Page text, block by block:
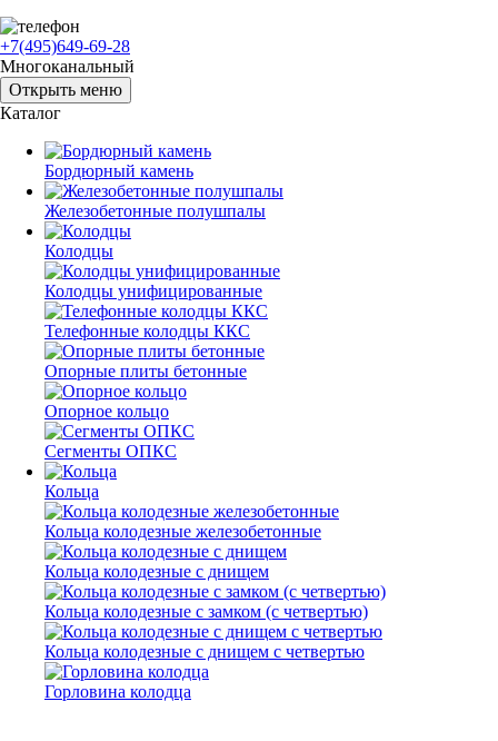
+7(495)649-69-28
Многоканальный
Открыть меню
Каталог
Бордюрный камень
Железобетонные полушпалы
Колодцы
Колодцы унифицированные
Телефонные колодцы ККС
Опорные плиты бетонные
Опорное кольцо
Сегменты ОПКС
Кольца
Кольца колодезные железобетонные
Кольца колодезные с днищем
Кольца колодезные с замком (с четвертью)
Кольца колодезные с днищем с четвертью
Горловина колодца